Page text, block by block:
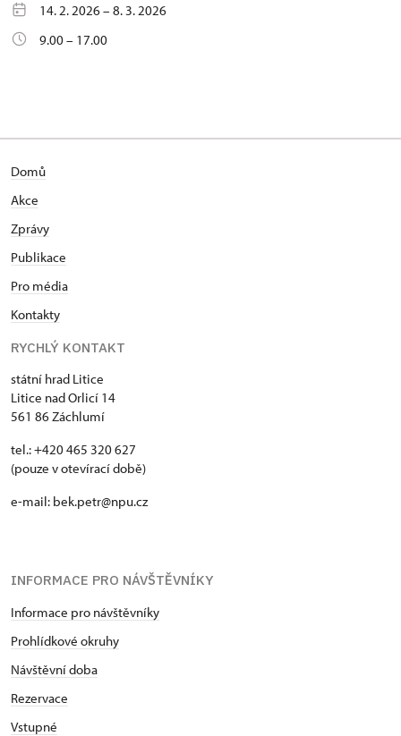
14. 2. 2026 – 8. 3. 2026
9.00 – 17.00
Domů
Akce
Zprávy
Publikace
Pro média
Kontakty
RYCHLÝ KONTAKT
státní hrad Litice
Litice nad Orlicí 14
561 86 Záchlumí
tel.: +420 465 320 627
(pouze v otevírací době)
e-mail: bek.petr@npu.cz
INFORMACE PRO NÁVŠTĚVNÍKY
Informace pro návštěvníky
Prohlídkové okruhy
Návštěvní doba
Rezervace
Vstupné